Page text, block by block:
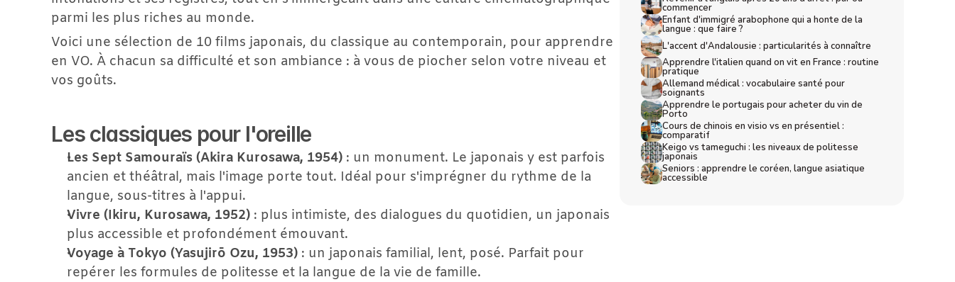
parmi les plus riches au monde.
Voici une sélection de 10 films japonais, du classique au contemporain, pour apprendre
en VO. À chacun sa difficulté et son ambiance : à vous de piocher selon votre niveau et
vos goûts.
Les classiques pour l'oreille
Les Sept Samouraïs (Akira Kurosawa, 1954) : un monument. Le japonais y est parfois
ancien et théâtral, mais l'image porte tout. Idéal pour s'imprégner du rythme de la
langue, sous-titres à l'appui.
Vivre (Ikiru, Kurosawa, 1952) : plus intimiste, des dialogues du quotidien, un japonais
plus accessible et profondément émouvant.
Voyage à Tokyo (Yasujirō Ozu, 1953) : un japonais familial, lent, posé. Parfait pour
repérer les formules de politesse et la langue de la vie de famille.
commencer
Enfant d'immigré arabophone qui a honte de la
langue : que faire ?
L'accent d'Andalousie : particularités à connaître
Apprendre l'italien quand on vit en France : routine
pratique
Allemand médical : vocabulaire santé pour
soignants
Apprendre le portugais pour acheter du vin de
Porto
Cours de chinois en visio vs en présentiel :
comparatif
Keigo vs tameguchi : les niveaux de politesse
japonais
Seniors : apprendre le coréen, langue asiatique
accessible